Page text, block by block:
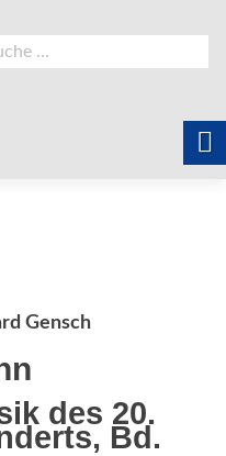
Gensch
des 20.
Bd.